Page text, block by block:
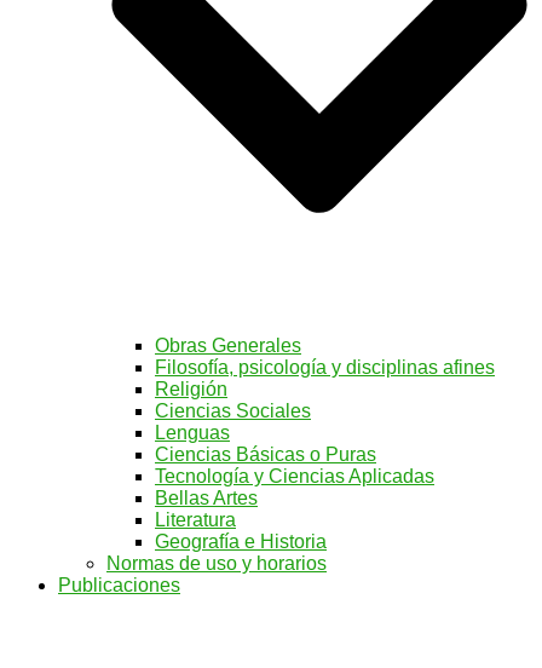
Obras Generales
Filosofía, psicología y disciplinas afines
Religión
Ciencias Sociales
Lenguas
Ciencias Básicas o Puras
Tecnología y Ciencias Aplicadas
Bellas Artes
Literatura
Geografía e Historia
Normas de uso y horarios
Publicaciones